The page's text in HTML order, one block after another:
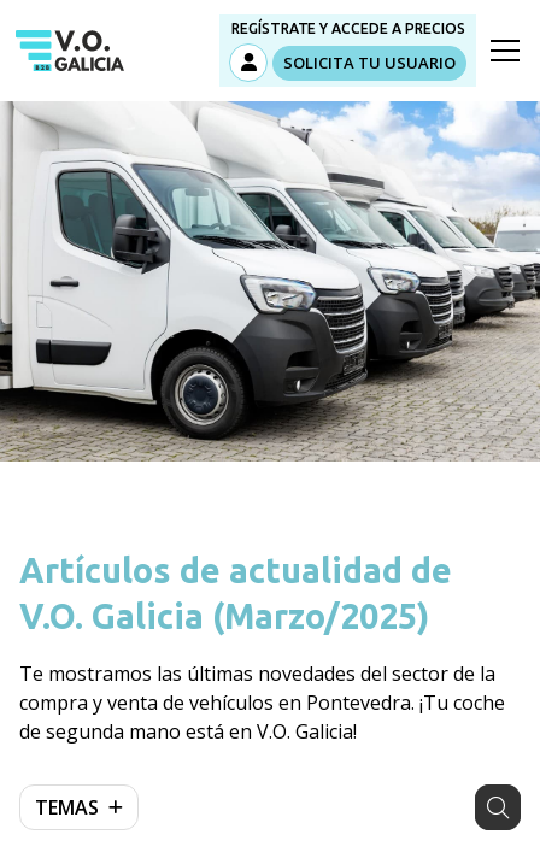
REGÍSTRATE Y ACCEDE A PRECIOS
SOLICITA TU USUARIO
Artículos de actualidad de
V.O. Galicia (Marzo/2025)
Te mostramos las últimas novedades del sector de la
compra y venta de vehículos en Pontevedra. ¡Tu coche
de segunda mano está en V.O. Galicia!
TEMAS